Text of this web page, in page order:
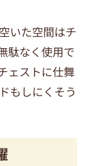
いた空間はチ
駄なく使用で
ェストに仕舞
もしにくそう